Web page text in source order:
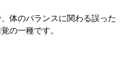
体のバランスに関わる誤った
の一種です。